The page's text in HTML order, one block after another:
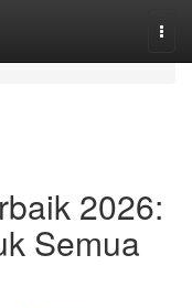
2026:
Semua